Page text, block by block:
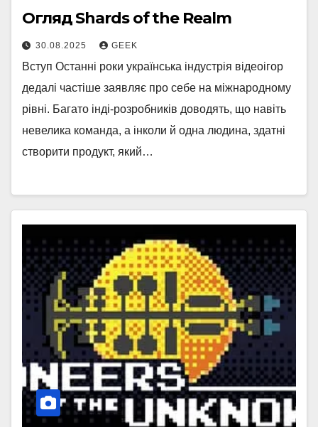
Огляд Shards of the Realm
30.08.2025 GEEK
Вступ Останні роки українська індустрія відеоігор
дедалі частіше заявляє про себе на міжнародному
рівні. Багато інді-розробників доводять, що навіть
невелика команда, а інколи й одна людина, здатні
створити продукт, який…